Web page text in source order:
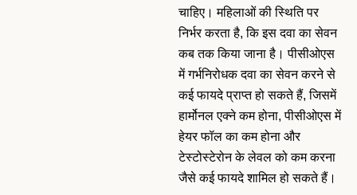
चाहिए। महिलाओं की स्थिति पर
निर्भर करता है, कि इस दवा का सेवन
कब तक किया जाना है। पीसीओएस
में गर्भनिरोधक दवा का सेवन करने से
कई फायदे प्राप्त हो सकते हैं, जिसमें
हार्मोनल एक्ने कम होना, पीसीओएस में
हेयर फॉल का कम होना और
टेस्टोस्टेरोन के लेवल को कम करना
जैसे कई फायदे शामिल हो सकते हैं।